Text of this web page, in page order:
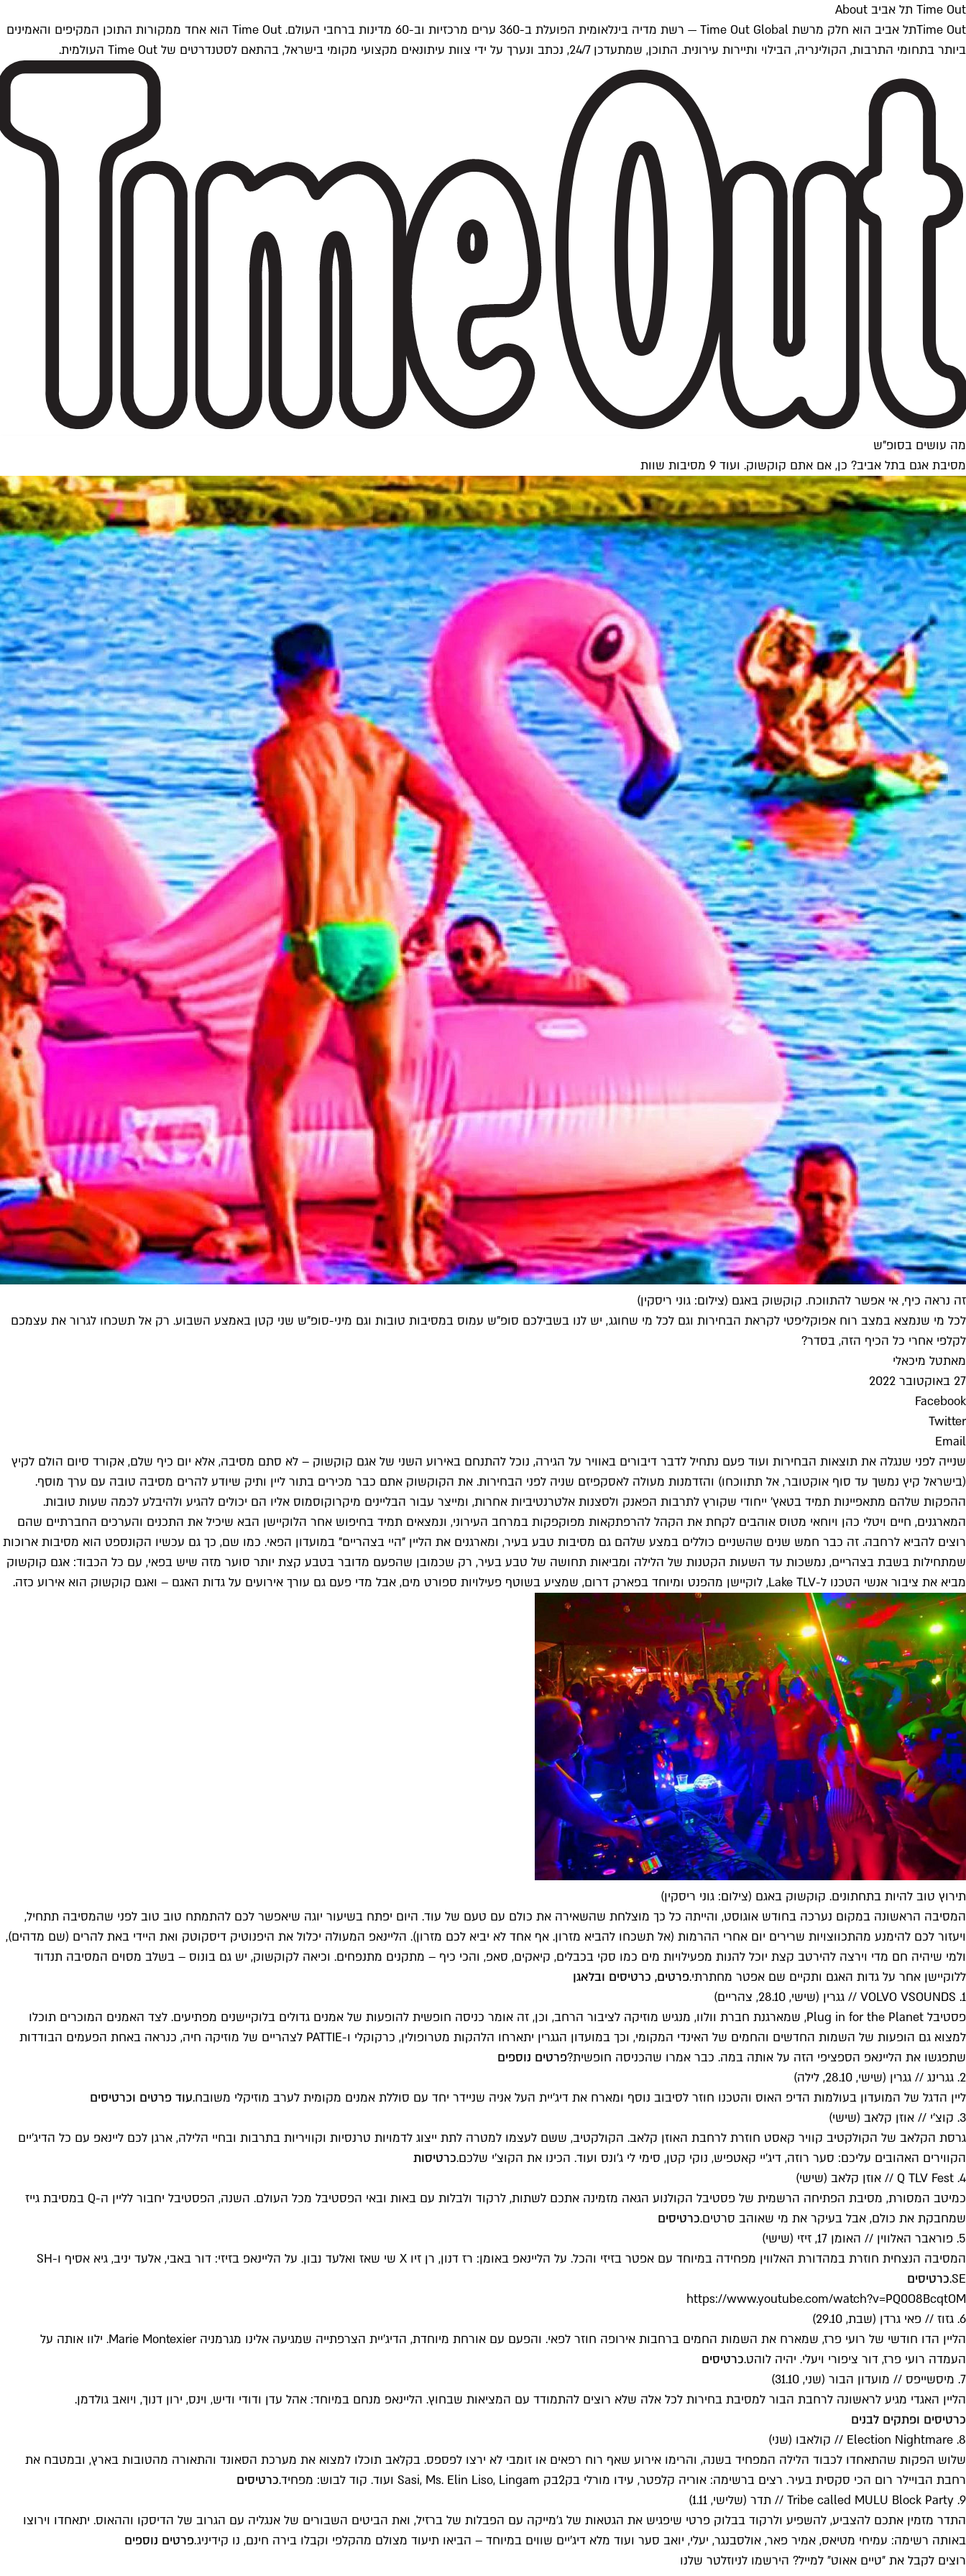
Time Out תל אביב About
Time Outתל אביב הוא חלק מרשת Time Out Global — רשת מדיה בינלאומית הפועלת ב-360 ערים מרכזיות וב-60 מדינות ברחבי העולם. Time Out הוא אחד ממקורות התוכן המקיפים והאמינים
ביותר בתחומי התרבות, הקולינריה, הבילוי ותיירות עירונית. התוכן, שמתעדכן 24/7, נכתב ונערך על ידי צוות עיתונאים מקצועי מקומי בישראל, בהתאם לסטנדרטים של Time Out העולמית.
מה עושים בסופ"ש
מסיבת אגם בתל אביב? כן, אם אתם קוקשוק. ועוד 9 מסיבות שוות
זה נראה כיף, אי אפשר להתווכח. קוקשוק באגם (צילום: גוני ריסקין)
לכל מי שנמצא במצב רוח אפוקליפטי לקראת הבחירות וגם לכל מי שחוגג, יש לנו בשבילכם סופ"ש עמוס במסיבות טובות וגם מיני-סופ"ש שני קטן באמצע השבוע. רק אל תשכחו לגרור את עצמכם
לקלפי אחרי כל הכיף הזה, בסדר?
מאתטל מיכאלי
27 באוקטובר 2022
Facebook
Twitter
Email
שנייה לפני שנגלה את תוצאות הבחירות ועוד פעם נתחיל לדבר דיבורים באוויר על הגירה, נוכל להתנחם באירוע השני של אגם קוקשוק – לא סתם מסיבה, אלא יום כיף שלם, אקורד סיום הולם לקיץ
(בישראל קיץ נמשך עד סוף אוקטובר, אל תתווכחו) והזדמנות מעולה לאסקפיזם שניה לפני הבחירות. את הקוקשוק אתם כבר מכירים בתור ליין ותיק שיודע להרים מסיבה טובה עם ערך מוסף.
ההפקות שלהם מתאפיינות תמיד בטאץ' ייחודי שקורץ לתרבות הפאנק ולסצנות אלטרנטיביות אחרות, ומייצר עבור הבליינים מיקרוקוסמוס אליו הם יכולים להגיע ולהיבלע לכמה שעות טובות.
המארגנים, חיים ויטלי כהן ויוחאי מטוס אוהבים לקחת את הקהל להרפתקאות מפוקפקות במרחב העירוני, ונמצאים תמיד בחיפוש אחר הלוקיישן הבא שיכיל את התכנים והערכים החברתיים שהם
רוצים להביא לרחבה. זה כבר חמש שנים שהשניים כוללים במצע שלהם גם מסיבות טבע בעיר, ומארגנים את הליין "היי בצהריים" במועדון הפאי. כמו שם, כך גם עכשיו הקונספט הוא מסיבות ארוכות
שמתחילות בשבת בצהריים, נמשכות עד השעות הקטנות של הלילה ומביאות תחושה של טבע בעיר, רק שכמובן שהפעם מדובר בטבע קצת יותר סוער מזה שיש בפאי, עם כל הכבוד: אגם קוקשוק
מביא את ציבור אנשי הטכנו ל-Lake TLV, לוקיישן מהפנט ומיוחד בפארק דרום, שמציע בשוטף פעילויות ספורט מים, אבל מדי פעם גם עורך אירועים על גדות האגם – ואגם קוקשוק הוא אירוע כזה.
תירוץ טוב להיות בתחתונים. קוקשוק באגם (צילום: גוני ריסקין)
המסיבה הראשונה במקום נערכה בחודש אוגוסט, והייתה כל כך מוצלחת שהשאירה את כולם עם טעם של עוד. היום יפתח בשיעור יוגה שיאפשר לכם להתמתח טוב טוב לפני שהמסיבה תתחיל,
ויעזור לכם להימנע מהתכווצויות שרירים יום אחרי ההרמות (אל תשכחו להביא מזרון. אף אחד לא יביא לכם מזרון). הליינאפ המעולה יכלול את היפנוטיק דיסקוטק ואת היידי באת להרים (שם מדהים),
ולמי שיהיה חם מדי וירצה להירטב קצת יוכל להנות מפעילויות מים כמו סקי בכבלים, קיאקים, סאפ, והכי כיף – מתקנים מתנפחים. וכיאה לקוקשוק, יש גם בונוס – בשלב מסוים המסיבה תנדוד
ללוקיישן אחר על גדות האגם ותקיים שם אפטר מחתרתי.פרטים, כרטיסים ובלאגן
1. VOLVO VSOUNDS // גגרין (שישי, 28.10, צהריים)
פסטיבל Plug in for the Planet, שמארגנת חברת וולוו, מנגיש מוזיקה לציבור הרחב, וכן, זה אומר כניסה חופשית להופעות של אמנים גדולים בלוקיישנים מפתיעים. לצד האמנים המוכרים תוכלו
למצוא גם הופעות של השמות החדשים והחמים של האינדי המקומי, וכך במועדון הגגרין יתארחו הלהקות מטרופולין, כרקוקלי ו-PATTIE לצהריים של מוזיקה חיה, כנראה באחת הפעמים הבודדות
שתפגשו את הליינאפ הספציפי הזה על אותה במה. כבר אמרו שהכניסה חופשית?פרטים נוספים
2. גגרינג // גגרין (שישי, 28.10, לילה)
ליין הדגל של המועדון בעולמות הדיפ האוס והטכנו חוזר לסיבוב נוסף ומארח את דיג'יית העל אניה שניידר יחד עם סוללת אמנים מקומית לערב מוזיקלי משובח.עוד פרטים וכרטיסים
3. קוצ'י // אוזן קלאב (שישי)
גרסת הקלאב של הקולקטיב קוויר קאסט חוזרת לרחבת האוזן קלאב. הקולקטיב, ששם לעצמו למטרה לתת ייצוג לדמויות טרנסיות וקוויריות בתרבות ובחיי הלילה, ארגן לכם ליינאפ עם כל הדיג'יים
הקווירים האהובים עליכם: סער רוזה, דיג'יי קאטפיש, נוקי קטן, סימי לי ג'ונס ועוד. הכינו את הקוצ'י שלכם.כרטיסות
4. Q TLV Fest // אוזן קלאב (שישי)
כמיטב המסורת, מסיבת הפתיחה הרשמית של פסטיבל הקולנוע הגאה מזמינה אתכם לשתות, לרקוד ולבלות עם באות ובאי הפסטיבל מכל העולם. השנה, הפסטיבל יחבור לליין ה-Q במסיבת גייז
שמחבקת את כולם, אבל בעיקר את מי שאוהב סרטים.כרטיסים
5. פוראבר האלווין // האומן 17, זיזי (שישי)
המסיבה הנצחית חוזרת במהדורת האלווין מפחידה במיוחד עם אפטר בזיזי והכל. על הליינאפ באומן: רז דנון, רן זיו X שי שאז ואלעד נבון. על הליינאפ בזיזי: דור באבי, אלעד יניב, גיא אסיף ו-SH
SE. כרטיסים
https://www.youtube.com/watch?v=PQ0O8BcqtOM
6. גזוז // פאי גרדן (שבת, 29.10)
הליין הדו חודשי של רועי פרז, שמארח את השמות החמים ברחבות אירופה חוזר לפאי. והפעם עם אורחת מיוחדת, הדיג'יית הצרפתייה שמגיעה אלינו מגרמניה Marie Montexier. ילוו אותה על
העמדה רועי פרז, דור ציפורי ויעלי. יהיה לוהט.כרטיסים
7. מיסשייפס // מועדון הבור (שני, 31.10)
הליין האגדי מגיע לראשונה לרחבת הבור למסיבת בחירות לכל אלה שלא רוצים להתמודד עם המציאות שבחוץ. הליינאפ מנחם במיוחד: אהל עדן ודודי ודיש, וינס, ירון דנוך, ויואב גולדמן.
כרטיסים ופתקים לבנים
8. Election Nightmare // קולאבו (שני)
שלוש הפקות שהתאחדו לכבוד הלילה המפחיד בשנה, והרימו אירוע שאף רוח רפאים או זומבי לא ירצו לפספס. בקלאב תוכלו למצוא את מערכת הסאונד והתאורה מהטובות בארץ, ובמטבח את
רחבת הבויילר רום הכי סקסית בעיר. רצים ברשימה: אוריה קלפטר, עידו מורלי בק2בק Sasi, Ms. Elin Liso, Lingam ועוד. קוד לבוש: מפחיד.
כרטיסים
9. Tribe called MULU Block Party // תדר (שלישי, 1.11)
התדר מזמין אתכם להצביע, להשפיע ולרקוד בבלוק פרטי שיפגיש את הגטאות של ג'מייקה עם הפבלות של ברזיל, ואת הביטים השבורים של אנגליה עם הגרוב של הדיסקו וההאוס. יתאחדו וירוצו
באותה רשימה: עמיחי מטיאס, אמיר פאר, אולסבנגר, יעלי, יואב סער ועוד מלא דיג'יים שווים במיוחד – הביאו תיעוד מצולם מהקלפי וקבלו בירה חינם, נו קידיניג.פרטים נוספים
רוצים לקבל את ״טיים אאוט״ למייל? הירשמו לניוזלטר שלנו